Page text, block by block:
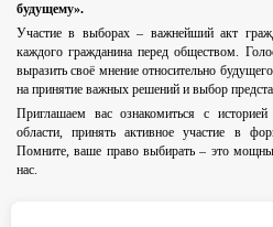
будущему».
Участие в выборах – важнейший акт
каждого гражданина перед обществом.
выразить своё мнение относительно
на принятие важных решений и выбор
Приглашаем вас ознакомиться с
области, принять активное участие в
Помните, ваше право выбирать – это
нас.